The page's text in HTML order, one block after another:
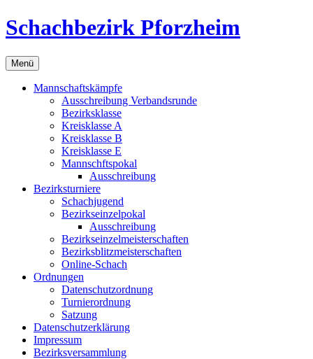
Zum
Inhalt
Schachbezirk Pforzheim
Menü
Mannschaftskämpfe
Ausschreibung Verbandsrunde
Bezirksklasse
Kreisklasse A
Kreisklasse B
Kreisklasse E
Mannschftspokal
Ausschreibung
Bezirksturniere
Schachjugend
Bezirkseinzelpokal
Ausschreibung
Bezirkseinzelmeisterschaften
Bezirksblitzmeisterschaften
Online-Schach
Ordnungen
Datenschutzordnung
Turnierordnung
Satzung
Datenschutzerklärung
Impressum
Bezirksversammlung